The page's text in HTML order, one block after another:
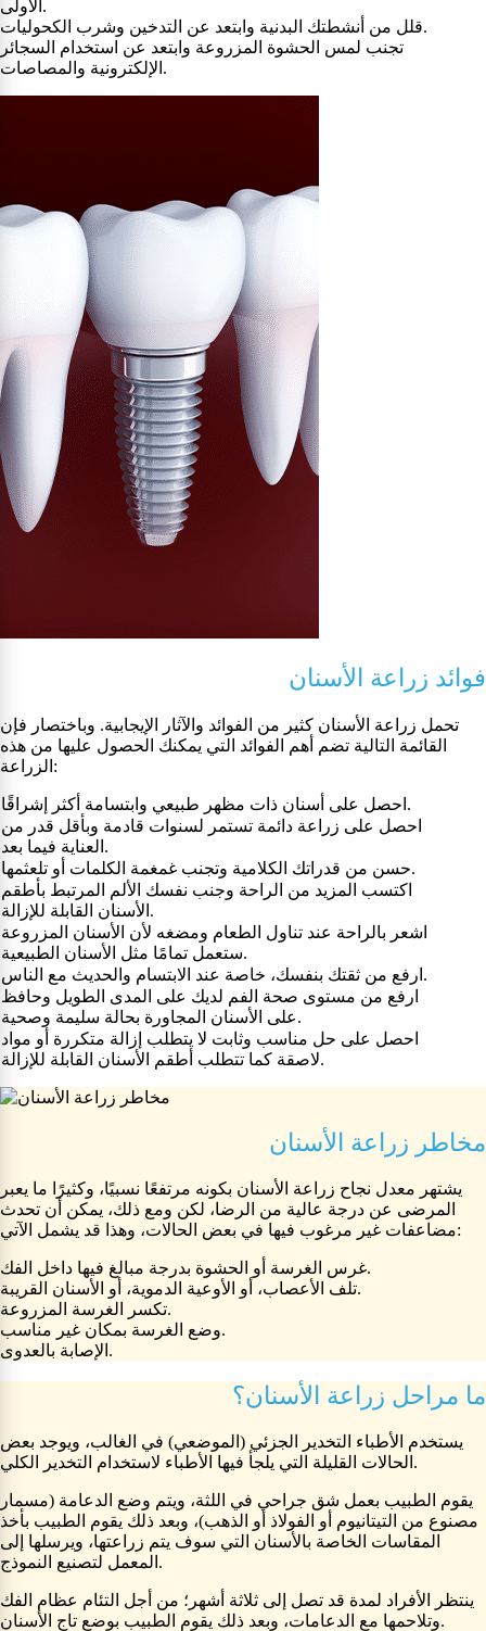
الأولى.
قلل من أنشطتك البدنية وابتعد عن التدخين وشرب الكحوليات.
تجنب لمس الحشوة المزروعة وابتعد عن استخدام السجائر
الإلكترونية والمصاصات.
فوائد زراعة الأسنان
تحمل زراعة الأسنان كثير من الفوائد والآثار الإيجابية. وباختصار فإن
القائمة التالية تضم أهم الفوائد التي يمكنك الحصول عليها من هذه
الزراعة:
احصل على أسنان ذات مظهر طبيعي وابتسامة أكثر إشراقًا.
احصل على زراعة دائمة تستمر لسنوات قادمة وبأقل قدر من
العناية فيما بعد.
حسن من قدراتك الكلامية وتجنب غمغمة الكلمات أو تلعثمها.
اكتسب المزيد من الراحة وجنب نفسك الألم المرتبط بأطقم
الأسنان القابلة للإزالة.
اشعر بالراحة عند تناول الطعام ومضغه لأن الأسنان المزروعة
ستعمل تمامًا مثل الأسنان الطبيعية.
ارفع من ثقتك بنفسك، خاصة عند الابتسام والحديث مع الناس.
ارفع من مستوى صحة الفم لديك على المدى الطويل وحافظ
على الأسنان المجاورة بحالة سليمة وصحية.
احصل على حل مناسب وثابت لا يتطلب إزالة متكررة أو مواد
لاصقة كما تتطلب أطقم الأسنان القابلة للإزالة.
مخاطر زراعة الأسنان
يشتهر معدل نجاح زراعة الأسنان بكونه مرتفعًا نسبيًا، وكثيرًا ما يعبر
المرضى عن درجة عالية من الرضا، لكن ومع ذلك، يمكن أن تحدث
مضاعفات غير مرغوب فيها في بعض الحالات، وهذا قد يشمل الآتي:
غرس الغرسة أو الحشوة بدرجة مبالغ فيها داخل الفك.
تلف الأعصاب، أو الأوعية الدموية، أو الأسنان القريبة.
تكسر الغرسة المزروعة.
وضع الغرسة بمكان غير مناسب.
الإصابة بالعدوى.
ما مراحل زراعة الأسنان؟
يستخدم الأطباء التخدير الجزئي (الموضعي) في الغالب، ويوجد بعض
الحالات القليلة التي يلجأ فيها الأطباء لاستخدام التخدير الكلي.
يقوم الطبيب بعمل شق جراحي في اللثة، ويتم وضع الدعامة (مسمار
مصنوع من التيتانيوم أو الفولاذ أو الذهب)، وبعد ذلك يقوم الطبيب بأخذ
المقاسات الخاصة بالأسنان التي سوف يتم زراعتها، ويرسلها إلى
المعمل لتصنيع النموذج.
ينتظر الأفراد لمدة قد تصل إلى ثلاثة أشهر؛ من أجل التئام عظام الفك
وتلاحمها مع الدعامات، وبعد ذلك يقوم الطبيب بوضع تاج الأسنان.